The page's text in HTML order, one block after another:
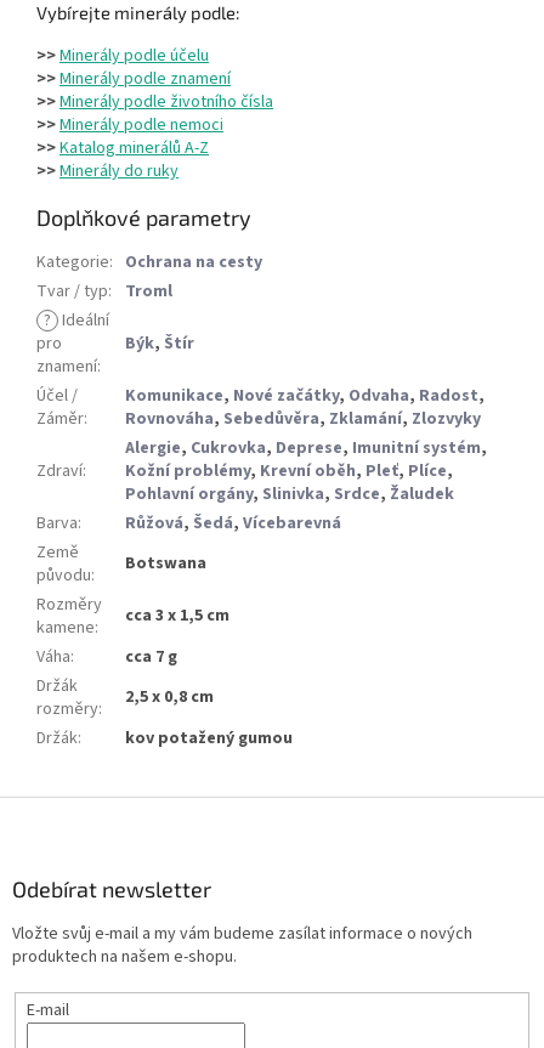
Vybírejte minerály podle:
>>Minerály podle účelu
>>Minerály podle znamení
>>Minerály podle životního čísla
>>Minerály podle nemoci
>>Katalog minerálů A-Z
>>Minerály do ruky
Doplňkové parametry
Kategorie: Ochrana na cesty
Tvar / typ:
Troml
? Ideální
pro
znamení:
Býk, Štír
Účel /
Záměr:
Komunikace, Nové začátky, Odvaha, Radost,
Rovnováha, Sebedůvěra, Zklamání, Zlozvyky
Zdraví:
Alergie, Cukrovka, Deprese, Imunitní systém,
Kožní problémy, Krevní oběh, Pleť, Plíce,
Pohlavní orgány, Slinivka, Srdce, Žaludek
Barva: Růžová, Šedá, Vícebarevná
Země
původu:
Botswana
Rozměry
kamene:
cca 3 x 1,5 cm
Váha:
cca 7 g
Držák
rozměry:
2,5 x 0,8 cm
Držák: kov potažený gumou
Odebírat newsletter
Vložte svůj e-mail a my vám budeme zasílat informace o nových
produktech na našem e-shopu.
E-mail